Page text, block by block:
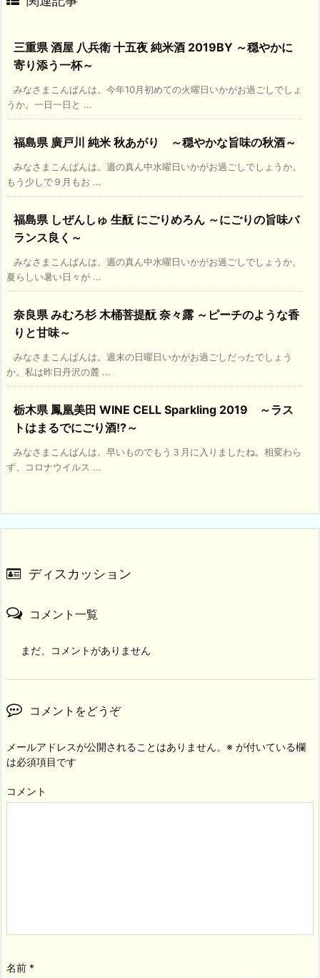
三重県 酒屋 八兵衛 十五夜 純米酒 2019BY ～穏やかに
寄り添う一杯～
みなさまこんばんは。今年10月初めての火曜日いかがお過ごしでしょ
うか。一日一日と ...
福島県 廣戸川 純米 秋あがり ～穏やかな旨味の秋酒～
みなさまこんばんは。週の真ん中水曜日いかがお過ごしでしょうか。
もう少しで９月もお ...
福島県 しぜんしゅ 生酛 にごりめろん ～にごりの旨味バ
ランス良く～
みなさまこんばんは。週の真ん中水曜日いかがお過ごしでしょうか。
夏らしい暑い日々が ...
奈良県 みむろ杉 木桶菩提酛 奈々露 ～ピーチのような香
りと甘味～
みなさまこんばんは。週末の日曜日いかがお過ごしだったでしょう
か。私は昨日丹沢の麓 ...
栃木県 鳳凰美田 WINE CELL Sparkling 2019 ～ラス
トはまるでにごり酒!?～
みなさまこんばんは。早いものでもう３月に入りましたね。相変わら
ず、コロナウイルス ...
ディスカッション
コメント一覧
まだ、コメントがありません
コメントをどうぞ
メールアドレスが公開されることはありません。 ※ が付いている欄
は必須項目です
コメント
名前 *